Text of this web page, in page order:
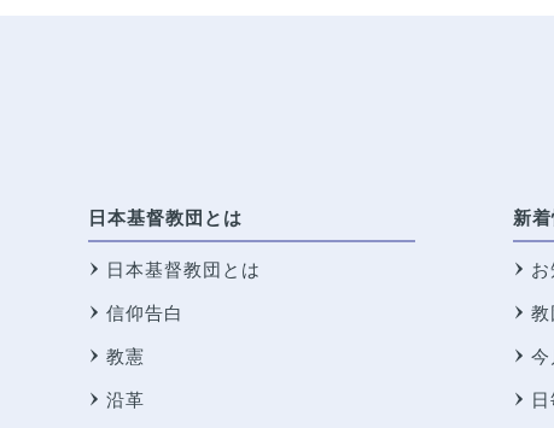
日本基督教団とは
日本基督教団とは
信仰告白
教憲
沿革
新
教
今